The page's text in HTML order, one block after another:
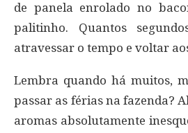
de panela enrolado no
palitinho. Quantos
atravessar o tempo e voltar
Lembra quando há muitos,
passar as férias na fazenda?
aromas absolutamente